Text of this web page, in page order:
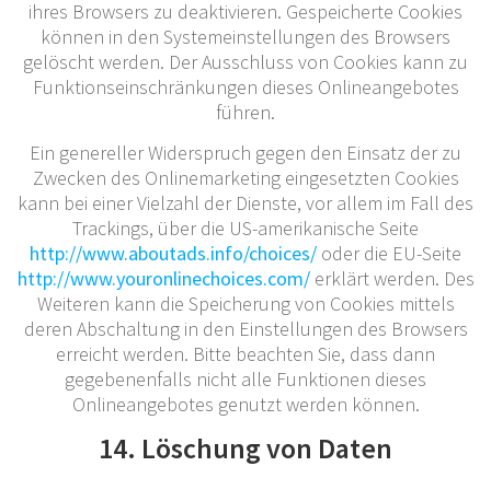
ihres Browsers zu deaktivieren. Gespeicherte Cookies
können in den Systemeinstellungen des Browsers
gelöscht werden. Der Ausschluss von Cookies kann zu
Funktionseinschränkungen dieses Onlineangebotes
führen.
Ein genereller Widerspruch gegen den Einsatz der zu
Zwecken des Onlinemarketing eingesetzten Cookies
kann bei einer Vielzahl der Dienste, vor allem im Fall des
Trackings, über die US-amerikanische Seite
http://www.aboutads.info/choices/ oder die EU-Seite
http://www.youronlinechoices.com/erklärt werden. Des
Weiteren kann die Speicherung von Cookies mittels
deren Abschaltung in den Einstellungen des Browsers
erreicht werden. Bitte beachten Sie, dass dann
gegebenenfalls nicht alle Funktionen dieses
Onlineangebotes genutzt werden können.
14. Löschung von Daten